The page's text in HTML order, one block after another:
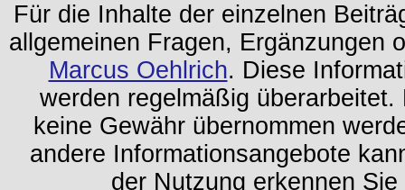
Für die Inhalte der einzelnen
allgemeinen Fragen, Ergänzungen
Marcus Oehlrich. Diese
werden regelmäßig
keine Gewähr übernommen
andere Informationsangebote
der Nutzung erkennen